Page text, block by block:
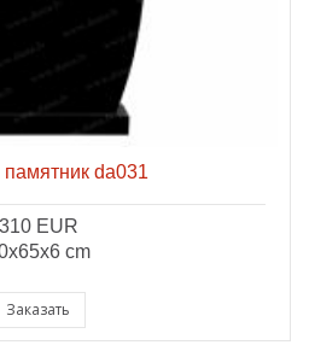
da031
310 EUR
cm
Заказать